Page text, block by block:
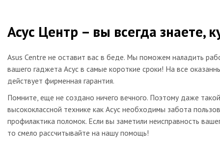
Асус Центр – вы всегда знаете,
Asus Centre не оставит вас в беде. Мы поможем наладить
вашего гаджета Асус в самые короткие сроки! На все
действует фирменная гарантия.
Помните, еще не создано ничего вечного. Поэтому даже
высококлассной технике как Асус необходимы забота
профилактика поломок. Если вы заметили неисправность
то смело рассчитывайте на нашу помощь!